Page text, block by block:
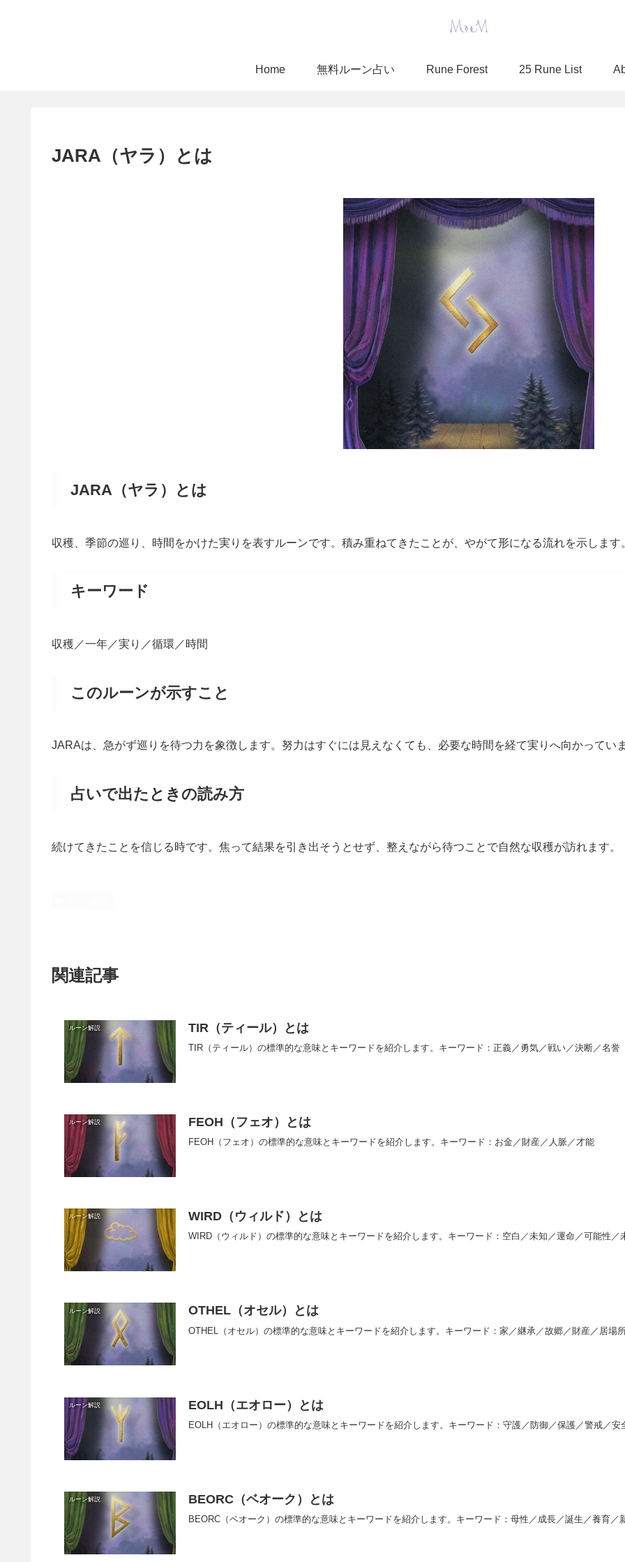
Home 無料ルーン占い Rune Forest 25 Rune List
JARA（ヤラ）とは
JARA（ヤラ）とは
収穫、季節の巡り、時間をかけた実りを表すルーンです。積み重ねてきたことが、やがて形になる流れを示します
キーワード
収穫／一年／実り／循環／時間
このルーンが示すこと
JARAは、急がず巡りを待つ力を象徴します。努力はすぐには見えなくても、必要な時間を経て実りへ向かってい
占いで出たときの読み方
続けてきたことを信じる時です。焦って結果を引き出そうとせず、整えながら待つことで自然な収穫が訪れます。
関連記事
ルーン解説 TIR（ティール）とは
TIR（ティール）の標準的な意味とキーワードを紹介します。キーワード：正義／勇気／戦い／決断／名誉
ルーン解説 FEOH（フェオ）とは
FEOH（フェオ）の標準的な意味とキーワードを紹介します。キーワード：お金／財産／人脈／才能
ルーン解説 WIRD（ウィルド）とは
WIRD（ウィルド）の標準的な意味とキーワードを紹介します。キーワード：空白／未知／運命／可能性／
ルーン解説 OTHEL（オセル）とは
OTHEL（オセル）の標準的な意味とキーワードを紹介します。キーワード：家／継承／故郷／財産／居場
ルーン解説 EOLH（エオロー）とは
EOLH（エオロー）の標準的な意味とキーワードを紹介します。キーワード：守護／防御／保護／警戒／安
ルーン解説 BEORC（ベオーク）とは
BEORC（ベオーク）の標準的な意味とキーワードを紹介します。キーワード：母性／成長／誕生／養育／